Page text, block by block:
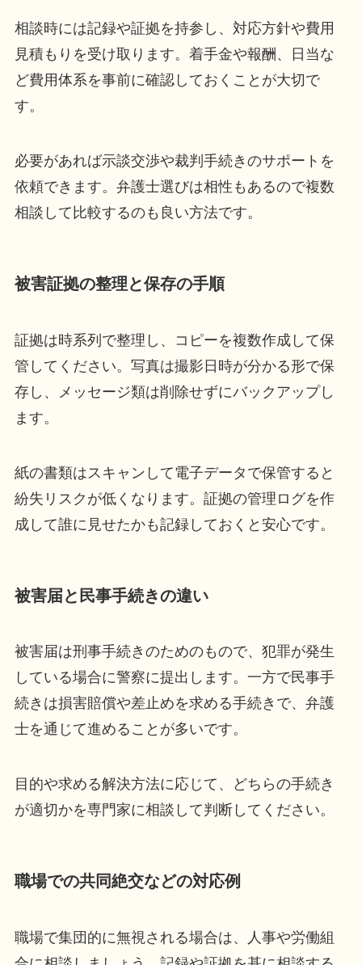
相談時には記録や証拠を持参し、対応方針や費用
見積もりを受け取ります。着手金や報酬、日当な
ど費用体系を事前に確認しておくことが大切で
す。
必要があれば示談交渉や裁判手続きのサポートを
依頼できます。弁護士選びは相性もあるので複数
相談して比較するのも良い方法です。
被害証拠の整理と保存の手順
証拠は時系列で整理し、コピーを複数作成して保
管してください。写真は撮影日時が分かる形で保
存し、メッセージ類は削除せずにバックアップし
ます。
紙の書類はスキャンして電子データで保管すると
紛失リスクが低くなります。証拠の管理ログを作
成して誰に見せたかも記録しておくと安心です。
被害届と民事手続きの違い
被害届は刑事手続きのためのもので、犯罪が発生
している場合に警察に提出します。一方で民事手
続きは損害賠償や差止めを求める手続きで、弁護
士を通じて進めることが多いです。
目的や求める解決方法に応じて、どちらの手続き
が適切かを専門家に相談して判断してください。
職場での共同絶交などの対応例
職場で集団的に無視される場合は、人事や労働組